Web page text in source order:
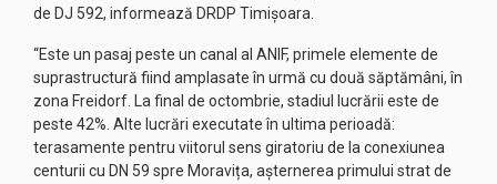
de DJ 592, informează DRDP Timișoara.
“Este un pasaj peste un canal al ANIF, primele elemente de
suprastructură fiind amplasate în urmă cu două săptămâni, în
zona Freidorf. La final de octombrie, stadiul lucrării este de
peste 42%. Alte lucrări executate în ultima perioadă:
terasamente pentru viitorul sens giratoriu de la conexiunea
centurii cu DN 59 spre Moravița, așternerea primului strat de